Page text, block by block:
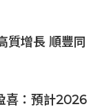
質增長 順豐同
喜：預計2026